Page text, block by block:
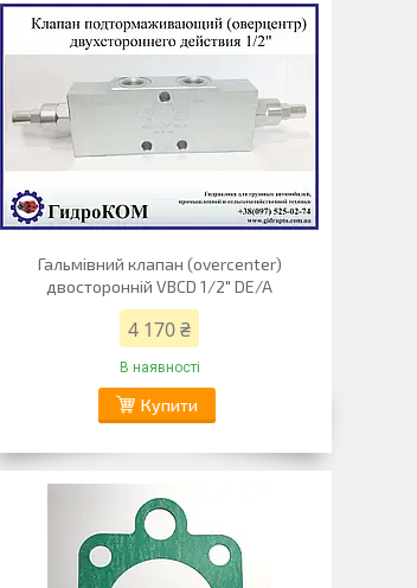
Гальмівний клапан (overcenter)
двосторонній VBCD 1/2" DE/A
4 170 ₴
В наявності
Купити